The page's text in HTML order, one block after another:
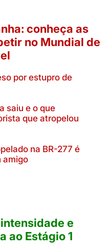
conheça as
no Mundial de
por estupro de
saiu e o que
que atropelou
na BR-277 é
amigo
e
ao Estágio 1